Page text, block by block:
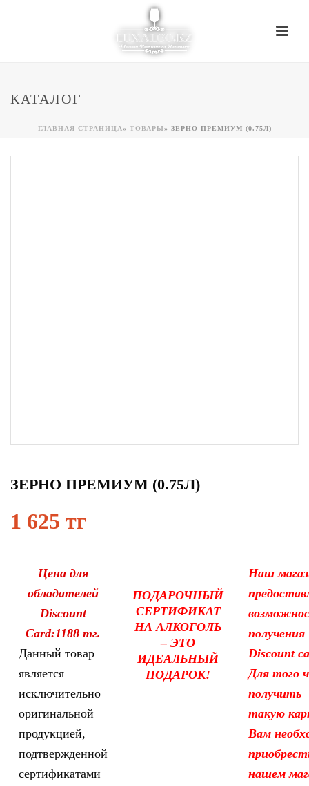
КАТАЛОГ
ГЛАВНАЯ СТРАНИЦА» ТОВАРЫ» ЗЕРНО ПРЕМИУМ (0.75Л)
ЗЕРНО ПРЕМИУМ (0.75Л)
1 625 тг
Цена для
обладателей
Discount
Card:1188 тг.
Данный товар
является
исключительно
оригинальной
продукцией,
подтвержденной
сертификатами
ПОДАРОЧНЫЙ
СЕРТИФИКАТ
НА АЛКОГОЛЬ
– ЭТО
ИДЕАЛЬНЫЙ
ПОДАРОК!
Наш
получения
Discount
Для того
получить
такую
Вам
нашем